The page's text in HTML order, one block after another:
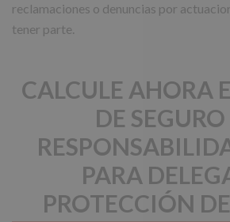
reclamaciones o denuncias por
tener parte.
CALCULE AHORA
DE SEGURO
PARA
PROTECCIÓN